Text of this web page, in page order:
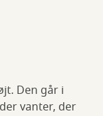
Den går i
vanter, der